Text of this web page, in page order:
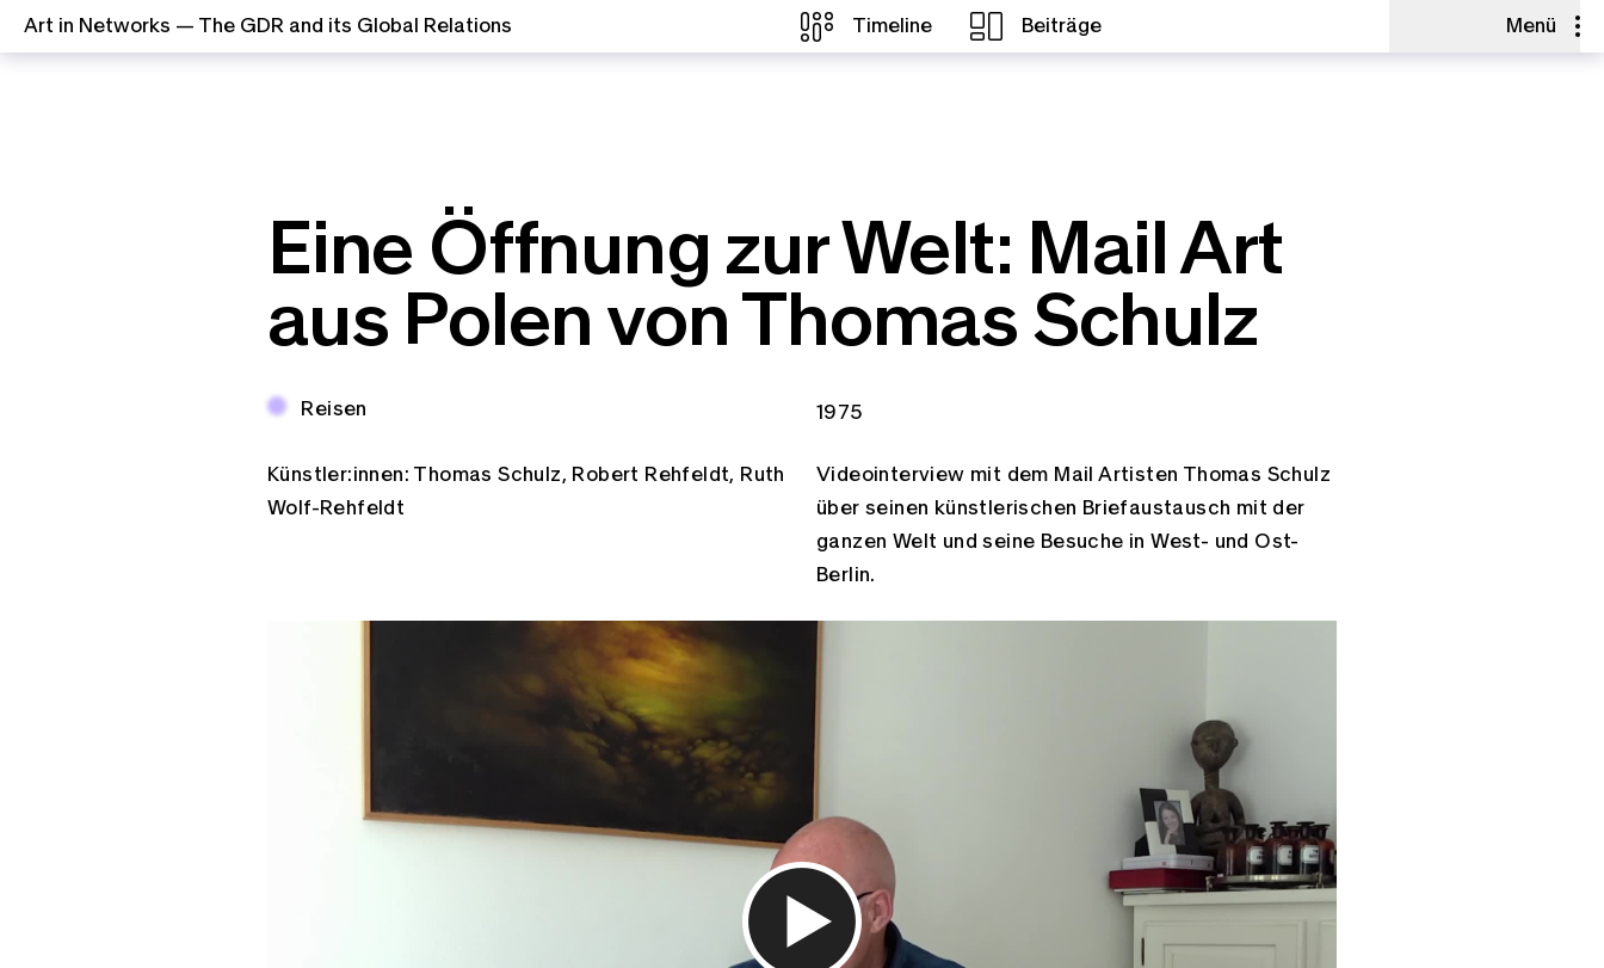
Art in Networks — The GDR and its Global Relations Timeline Beiträge Menü
Eine Öffnung zur Welt: Mail Art
aus Polen von Thomas Schulz
Thema:
Reisen Zeitspannen:
1975
Künstler:innen: Thomas Schulz Robert Rehfeldt
Ruth
Wolf-Rehfeldt
Videointerview mit dem Mail Artisten Thomas Schulz
über seinen künstlerischen Briefaustausch mit der
ganzen Welt und seine Besuche in West- und Ost-
Berlin.